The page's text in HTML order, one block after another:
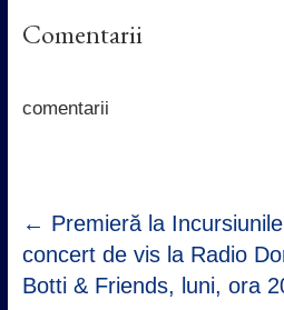
e
b
k
t
t
t
s
p
k
e
Comentarii
comentarii
← Premieră la
concert de vis la Radio
Botti & Friends, luni, ora